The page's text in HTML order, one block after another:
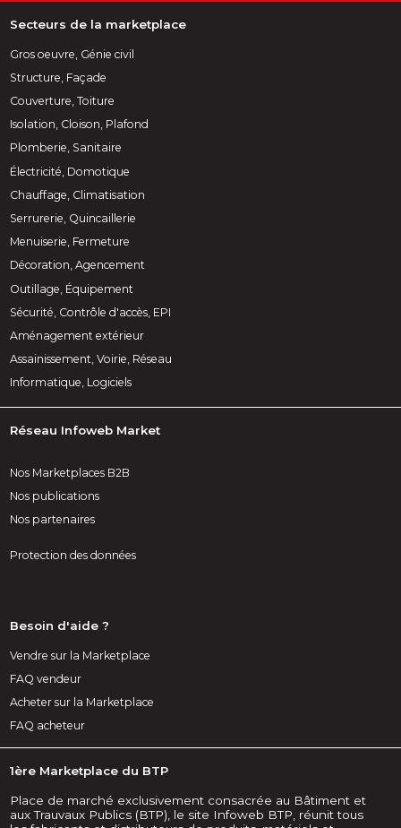
Secteurs de la marketplace
Gros oeuvre, Génie civil
Structure, Façade
Couverture, Toiture
Isolation, Cloison, Plafond
Plomberie, Sanitaire
Électricité, Domotique
Chauffage, Climatisation
Serrurerie, Quincaillerie
Menuiserie, Fermeture
Décoration, Agencement
Outillage, Équipement
Sécurité, Contrôle d'accès, EPI
Aménagement extérieur
Assainissement, Voirie, Réseau
Informatique, Logiciels
Réseau Infoweb Market
Nos Marketplaces B2B
Nos publications
Nos partenaires
Protection des données
Besoin d'aide ?
Vendre sur la Marketplace
FAQ vendeur
Acheter sur la Marketplace
FAQ acheteur
1ère Marketplace du BTP
Place de marché exclusivement consacrée au Bâtiment et
aux Trauvaux Publics (BTP), le site Infoweb BTP, réunit tous